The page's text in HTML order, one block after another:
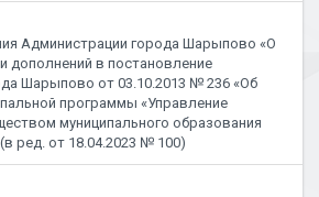
Администрации города Шарыпово «О
дополнений в постановление
Шарыпово от 03.10.2013 № 236 «Об
программы «Управление
муниципального образования
ред. от 18.04.2023 № 100)